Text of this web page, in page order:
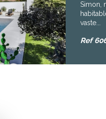
Simon,
vaste...
Ref